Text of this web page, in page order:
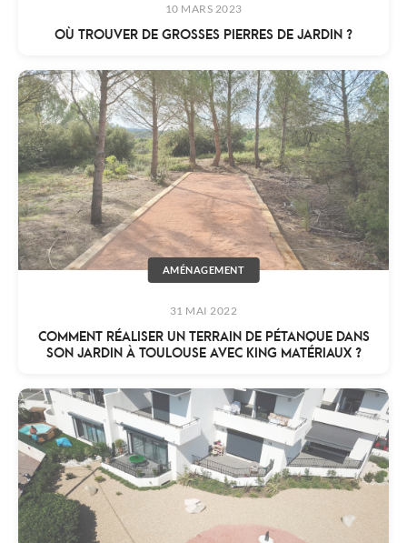
10 MARS 2023
OÙ TROUVER DE GROSSES PIERRES DE JARDIN ?
AMÉNAGEMENT
31 MAI 2022
COMMENT RÉALISER UN TERRAIN DE PÉTANQUE DANS
SON JARDIN À TOULOUSE AVEC KING MATÉRIAUX ?